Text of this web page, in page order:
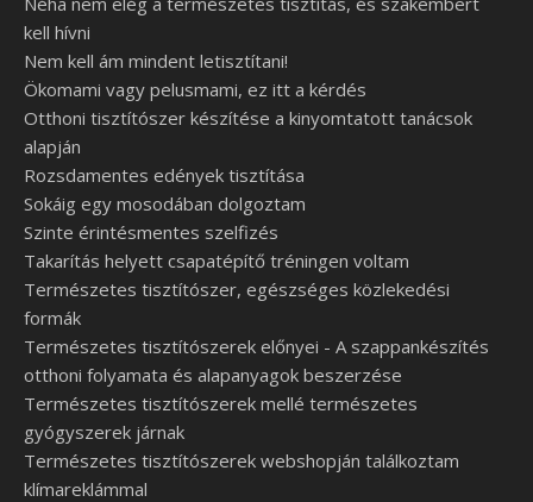
kell hívni
Nem kell ám mindent letisztítani!
Ökomami vagy pelusmami, ez itt a kérdés
Otthoni tisztítószer készítése a kinyomtatott tanácsok
alapján
Rozsdamentes edények tisztítása
Sokáig egy mosodában dolgoztam
Szinte érintésmentes szelfizés
Takarítás helyett csapatépítő tréningen voltam
Természetes tisztítószer, egészséges közlekedési
formák
Természetes tisztítószerek előnyei - A szappankészítés
otthoni folyamata és alapanyagok beszerzése
Természetes tisztítószerek mellé természetes
gyógyszerek járnak
Természetes tisztítószerek webshopján találkoztam
klímareklámmal